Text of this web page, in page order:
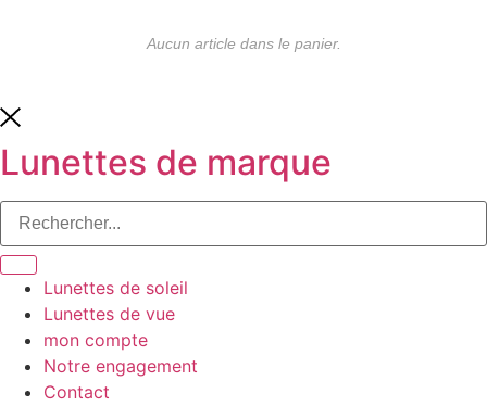
Aucun article dans le panier.
Lunettes de marque
Lunettes de soleil
Lunettes de vue
mon compte
Notre engagement
Contact